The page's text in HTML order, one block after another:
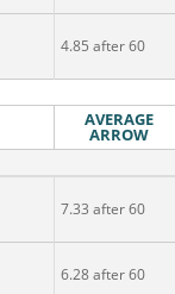
4.85 after 60
AVERAGE
ARROW
7.33 after 60
6.28 after 60